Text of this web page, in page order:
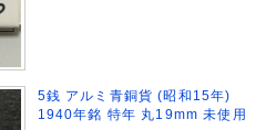
5銭 アルミ青銅貨 (昭和15年)
1940年銘 特年 丸19mm 未使用